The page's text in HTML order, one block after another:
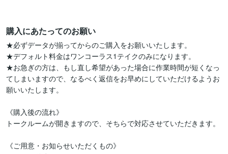
購入にあたってのお願い
★必ずデータが揃ってからのご購入をお願いいたします。
★デフォルト料金はワンコーラス1テイクのみになります。
★お急ぎの方は、もし直し希望があった場合に作業時間が短くなっ
てしまいますので、なるべく返信をお早めにしていただけるようお
願いいたします。
《購入後の流れ》
トークルームが開きますので、そちらで対応させていただきます。
《ご用意・お知らせいただくもの》